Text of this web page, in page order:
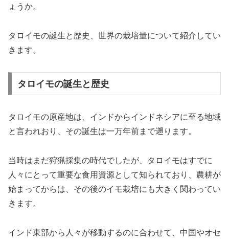
ょうか。
タロイモの誕生と歴史、世界の栽培量について紹介してい
きます。
タロイモの誕生と歴史
タロイモの原産地は、インドからインドネシアに至る地域
と言われおり、その誕生は一万年前まで遡ります。
当時はまだ狩猟採集の時代でしたが、タロイモはすでに
人々にとって重要な食用資源として知られており、農耕が
始まってからは、その後のイモ栽培にも大きく関わってい
きます。
インド東部から人々が移動するのに合わせて、中国やオセ